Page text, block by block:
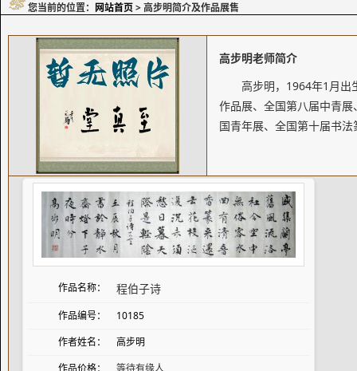
您当前的位置： 网站首页> 高步明简介及作品展售
高步明老师简介
高步明，1964年1月
作品展、全国第八届中青
国青年展、全国第十届书
作品名称： 程伯子诗
作品编号：
10185
作者姓名：
高步明
作品价格：
等待有缘人